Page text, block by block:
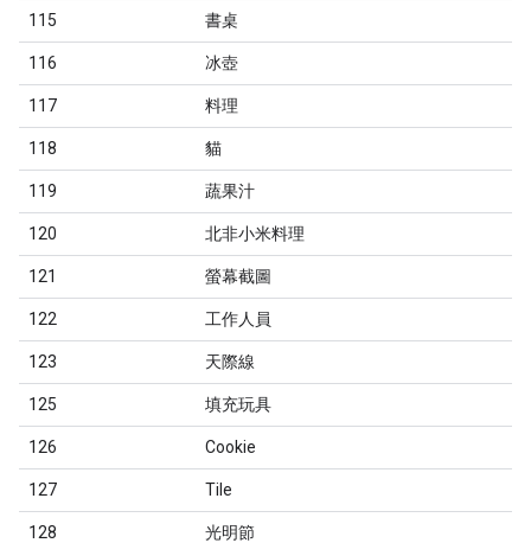
115 書桌
116 冰壺
117 料理
118 貓
119 蔬果汁
120 北非小米料理
121 螢幕截圖
122 工作人員
123 天際線
125 填充玩具
126 Cookie
127 Tile
128 光明節